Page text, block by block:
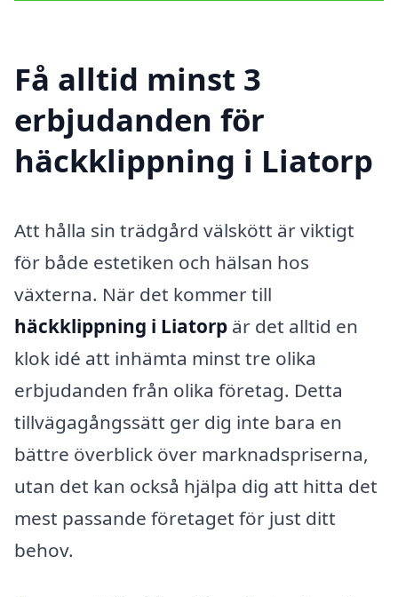
Få alltid minst 3
erbjudanden för
häckklippning i Liatorp
Att hålla sin trädgård välskött är viktigt
för både estetiken och hälsan hos
växterna. När det kommer till
häckklippning i Liatorp är det alltid en
klok idé att inhämta minst tre olika
erbjudanden från olika företag. Detta
tillvägagångssätt ger dig inte bara en
bättre överblick över marknadspriserna,
utan det kan också hjälpa dig att hitta det
mest passande företaget för just ditt
behov.